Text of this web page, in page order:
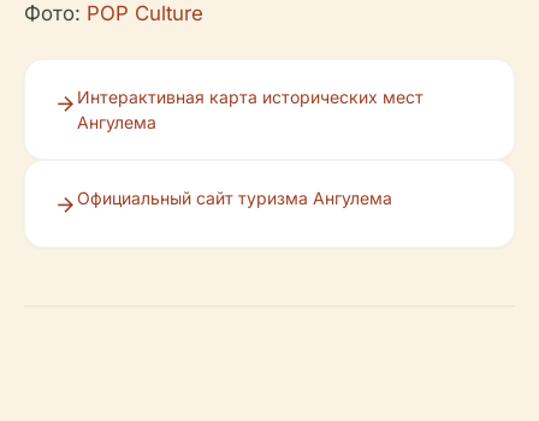
Фото: POP Culture
Интерактивная карта исторических мест
Ангулема
Официальный сайт туризма Ангулема